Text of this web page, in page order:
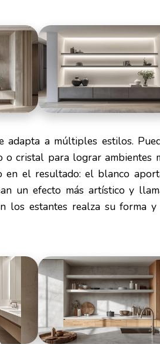
adapta a múltiples estilos.
o cristal para lograr ambientes
en el resultado: el blanco
un efecto más artístico y
los estantes realza su forma y